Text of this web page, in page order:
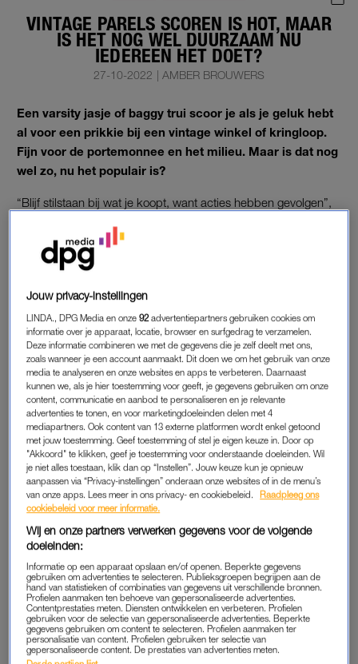
VINTAGE PARELS SCOREN IS HOT, MAAR
IS HET NOG WEL DUURZAAM NU
IEDEREEN HET DOET?
27-10-2022 | AMBER BROUWERS
Een varsity jasje of baggy trui scoor je als je geluk hebt
al voor een prikkie bij een vintage winkel of kringloop.
Fijn voor de portemonnee en het milieu. Maar is dat nog
wel zo, nu het populair is?
“Blijf stilstaan bij wat je koopt, want acties hebben gevolgen”,
haar adviesbureau wil zij een positieve verandering in de
mode-industrie teweegbrengen.
WEGWERPPRODUCT
Het nieuwe corset dat je in de stad hebt gekocht kan jou erg
blij maken, maar je maakt het milieu er minder blij mee.
“Textiel is een van de grootste vervuilende industrieën. In
Europa wordt jaarlijks 5,8 miljoen ton textiel weggegooid. Dat is
per persoon elf kilogram.” Het besef dat kleding steeds meer
een ‘wegwerpproduct’ is geworden, heeft ervoor gezorgd dat
we vaker een bezoekje brengen aan de tweedehands winkel.
Er is daarom ook een toestroom aan vintage kledingwinkels –
denk maar aan al die Instagram-shops. “Die kleding wordt
gesorteerd en gecategoriseerd op enorme verzamelpunten.
Het legt vaak een grote afstand af, maar de milieu-impact zal
altijd lager uitkomen dan wanneer je een nieuw product koopt.
Dat komt omdat het materiaal niet opnieuw gemaakt hoeft te
worden.”
DUURZAAM
Jouw privacy-instellingen
LINDA., DPG Media en onze92 advertentiepartners gebruiken cookies om
informatie over je apparaat, locatie, browser en surfgedrag te verzamelen.
Deze informatie combineren we met de gegevens die je zelf deelt met ons,
zoals wanneer je een account aanmaakt. Dit doen we om het gebruik van onze
media te analyseren en onze websites en apps te verbeteren. Daarnaast
kunnen we, als je hier toestemming voor geeft, je gegevens gebruiken om onze
content, communicatie en aanbod te personaliseren en je relevante
advertenties te tonen, en voor marketingdoeleinden delen met 4
mediapartners. Ook content van 13 externe platformen wordt enkel getoond
met jouw toestemming. Geef toestemming of stel je eigen keuze in. Door op
"Akkoord" te klikken, geef je toestemming voor onderstaande doeleinden. Wil
je niet alles toestaan, klik dan op “Instellen”. Jouw keuze kun je opnieuw
aanpassen via “Privacy-instellingen” onderaan onze websites of in de menu’s
van onze apps. Lees meer in ons privacy- en cookiebeleid.
Raadpleeg ons
cookiebeleid voor meer informatie.
Wij en onze partners verwerken gegevens voor de volgende
doeleinden:
Informatie op een apparaat opslaan en/of openen. Beperkte gegevens
gebruiken om advertenties te selecteren. Publieksgroepen begrijpen aan de
hand van statistieken of combinaties van gegevens uit verschillende bronnen.
Profielen aanmaken ten behoeve van gepersonaliseerde advertenties.
Contentprestaties meten. Diensten ontwikkelen en verbeteren. Profielen
gebruiken voor de selectie van gepersonaliseerde advertenties. Beperkte
gegevens gebruiken om content te selecteren. Profielen aanmaken ter
personalisatie van content. Profielen gebruiken ter selectie van
gepersonaliseerde content. De prestaties van advertenties meten.